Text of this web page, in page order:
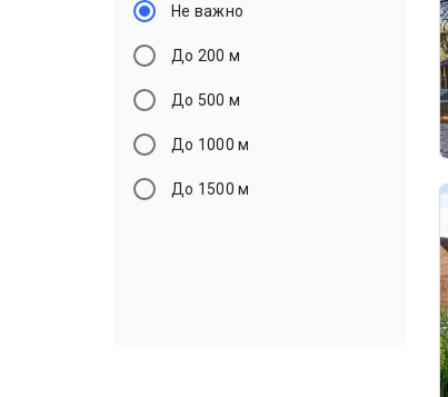
Не важно
До 200 м
До 500 м
До 1000 м
До 1500 м